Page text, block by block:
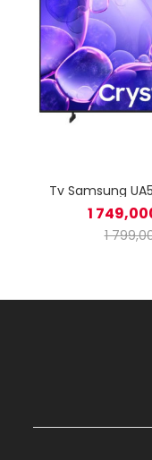
Tv Samsung
4K Crystal
1
1